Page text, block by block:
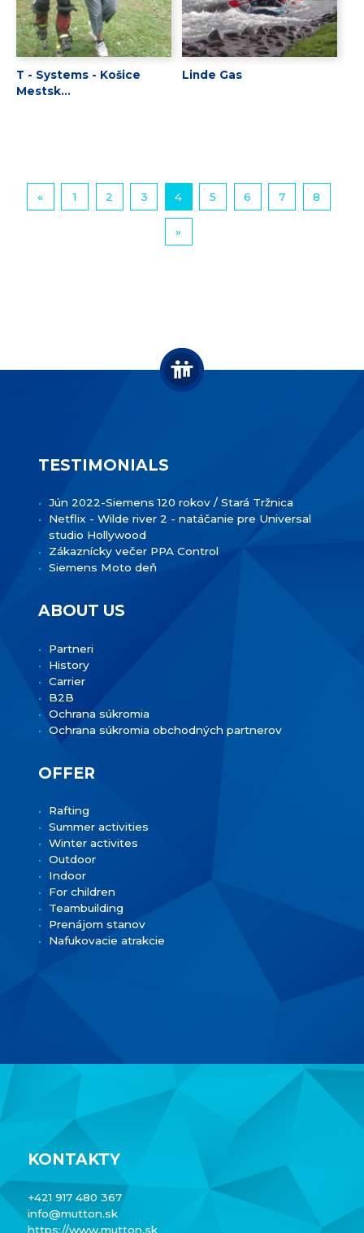
T - Systems - Košice
Mestsk...
Linde Gas
« 1 2 3 4 5 6 7 8
»
KONTAKTY
+421 917 480 367
info@mutton.sk
https://www.mutton.sk
TESTIMONIALS
Jún 2022-Siemens 120 rokov / Stará Tržnica
Netflix - Wilde river 2 - natáčanie pre Universal
studio Hollywood
Zákaznícky večer PPA Control
Siemens Moto deň
ABOUT US
Partneri
History
Carrier
B2B
Ochrana súkromia
Ochrana súkromia obchodných partnerov
OFFER
Rafting
Summer activities
Winter activites
Outdoor
Indoor
For children
Teambuilding
Prenájom stanov
Nafukovacie atrakcie